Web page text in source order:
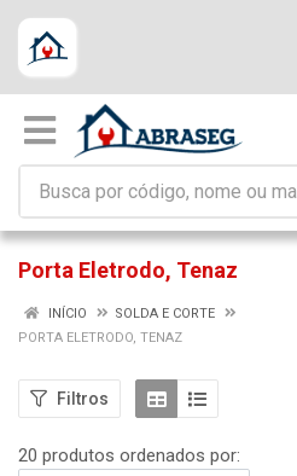
Porta Eletrodo, Tenaz
INÍCIO
SOLDA E CORTE
PORTA ELETRODO, TENAZ
Filtros
20 produtos ordenados por: